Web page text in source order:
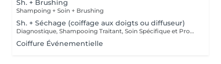
Sh. + Brushing
Shampoing + Soin + Brushing
Sh. + Séchage (coiffage aux doigts ou diffuseur)
Diagnostique, Shampooing Traitant, Soin Spécifique et Produits Coiffants inclus
Coiffure Événementielle